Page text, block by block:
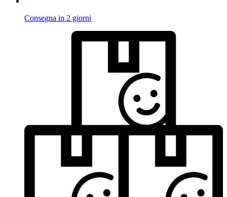
Consegna in 2 giorni